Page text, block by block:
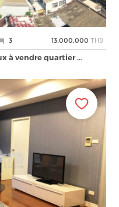
3 13,000,000 THB
à vendre quartier …